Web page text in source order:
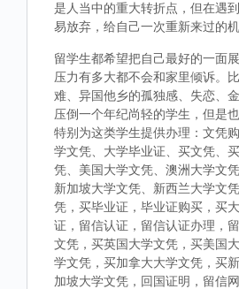
是人当中的重大转折点，但在遇
易放弃，给自己一次重新来过的
留学生都希望把自己最好的一面
压力有多大都不会和家里倾诉。
难、异国他乡的孤独感、失恋、
压倒一个年纪尚轻的学生，但是
特别为这类学生提供办理：文凭
学文凭、大学毕业证、买文凭、
凭、美国大学文凭、澳洲大学文
新加坡大学文凭、新西兰大学文
凭，买毕业证，毕业证购买，买
证，留信认证，留信认证办理，
文凭，买英国大学文凭，买美国
学文凭，买加拿大大学文凭，买
加坡大学文凭，回国证明，留信